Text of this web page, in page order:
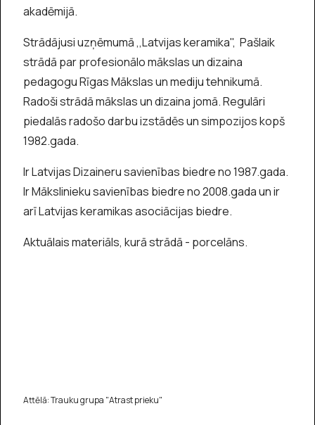
akadēmijā.
Strādājusi uzņēmumā ,,Latvijas keramika", Pašlaik
strādā par profesionālo mākslas un dizaina
pedagogu Rīgas Mākslas un mediju tehnikumā.
Radoši strādā mākslas un dizaina jomā. Regulāri
piedalās radošo darbu izstādēs un simpozijos kopš
1982.gada.
Ir Latvijas Dizaineru savienības biedre no 1987.gada.
Ir Mākslinieku savienības biedre no 2008.gada un ir
arī Latvijas keramikas asociācijas biedre.
Aktuālais materiāls, kurā strādā - porcelāns.
Attēlā: Trauku grupa "Atrast prieku"